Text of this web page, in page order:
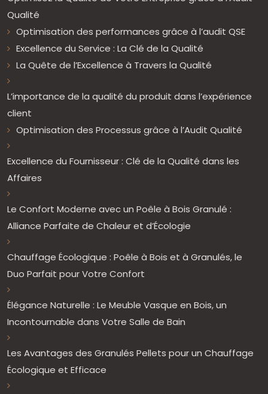
Qualité
Optimisation des performances grâce à l’audit QSE
Excellence du Service : La Clé de la Qualité
La Quête de l’Excellence à Travers la Qualité
L’importance de la qualité du produit dans l’expérience
client
Optimisation des Processus grâce à l’Audit Qualité
Excellence du Fournisseur : Clé de la Qualité dans les
Affaires
Le Confort Moderne avec un Poêle à Bois Granulé :
Alliance Parfaite de Chaleur et d’Écologie
Chauffage Écologique : Poêle à Bois et à Granulés, le
Duo Parfait pour Votre Confort
Élégance Naturelle : Le Meuble Vasque en Bois, un
Incontournable dans Votre Salle de Bain
Les Avantages des Granulés Pellets pour un Chauffage
Écologique et Efficace